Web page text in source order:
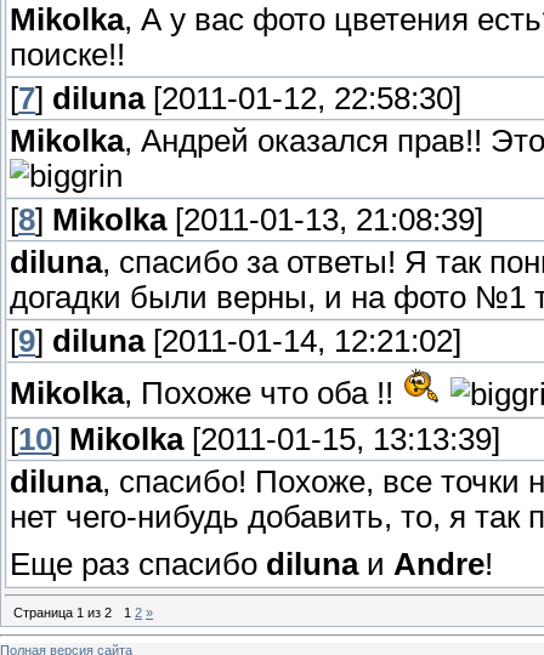
Mikolka, А у вас фото цветения
поиске!!
[7] diluna[2011-01-12, 22:58:30]
Mikolka, Андрей оказался прав!!
[8] Mikolka[2011-01-13, 21:08:39]
diluna, спасибо за ответы! Я так
догадки были верны, и на фото №1
[9] diluna[2011-01-14, 12:21:02]
Mikolka, Похоже что оба !!
[10] Mikolka[2011-01-15, 13:13:39]
diluna, спасибо! Похоже, все точки
нет чего-нибудь добавить, то, я
Еще раз спасибо dilunaи Andre!
Страница 1 из 2 1 2 »
Полная версия сайта